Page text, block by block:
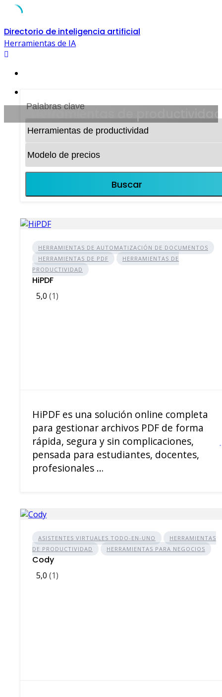
Skip
to
content
Directorio de inteligencia artificial
Herramientas de IA
Herramientas de productividad
Buscar
HERRAMIENTAS DE AUTOMATIZACIÓN DE DOCUMENTOS
HERRAMIENTAS DE PDF
HERRAMIENTAS DE
PRODUCTIVIDAD
HiPDF
5,0 (1)
HiPDF es una solución online completa
para gestionar archivos PDF de forma
rápida, segura y sin complicaciones,
pensada para estudiantes, docentes,
profesionales …
ASISTENTES VIRTUALES TODO-EN-UNO
HERRAMIENTAS
DE PRODUCTIVIDAD
HERRAMIENTAS PARA NEGOCIOS
Cody
5,0 (1)